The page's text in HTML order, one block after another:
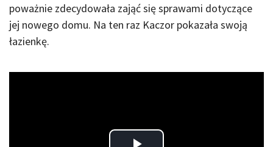
poważnie zdecydowała zająć się sprawami dotyczące
jej nowego domu. Na ten raz Kaczor pokazała swoją
łazienkę.